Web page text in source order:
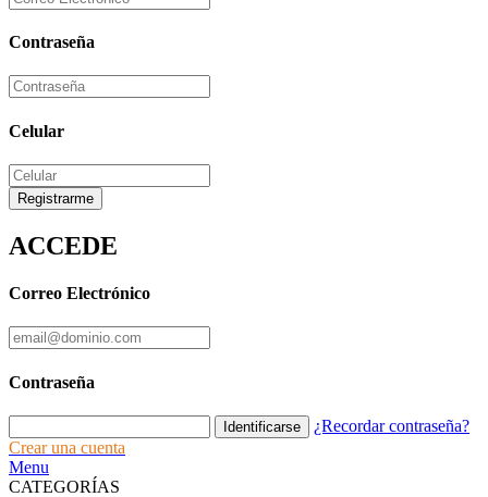
Contraseña
Celular
Registrarme
ACCEDE
Correo Electrónico
Contraseña
¿Recordar contraseña?
Crear una cuenta
Menu
CATEGORÍAS